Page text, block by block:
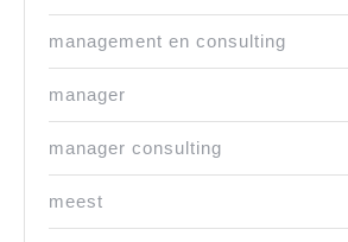
management en consulting
manager
manager consulting
meest